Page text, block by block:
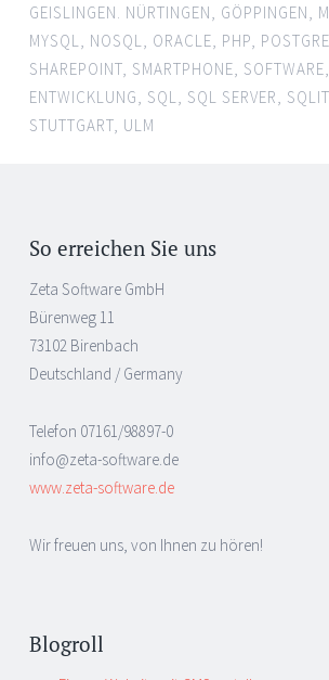
GEISLINGEN. NÜRTINGEN
GÖPPINGEN
MYSQL
NOSQL ORACLE PHP
SHAREPOINT SMARTPHONE SOFTWARE
ENTWICKLUNG
SQL SQL SERVER
STUTTGART ULM
So erreichen Sie uns
Zeta Software GmbH
Bürenweg 11
73102 Birenbach
Deutschland / Germany
Telefon 07161/98897-0
info@zeta-software.de
www.zeta-software.de
Wir freuen uns, von Ihnen zu hören!
Blogroll